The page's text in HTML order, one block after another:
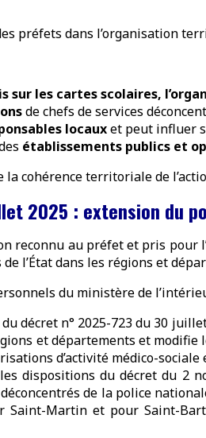
préfets dans l’organisation
sur les cartes scolaires,
de chefs de services
locauxet peut influer
établissements publics et
cohérence territoriale de
2025 : extension du
reconnu au préfet et pris pour
l’État dans les régions et
du ministère de
décret n° 2025-723 du 30
et départements et
d’activité médico-
dispositions du décret du 2
de la police
Martin et pour Saint-